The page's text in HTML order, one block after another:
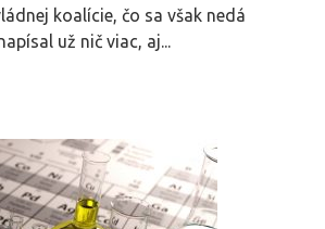
koalície, čo sa však nedá
už nič viac, aj...